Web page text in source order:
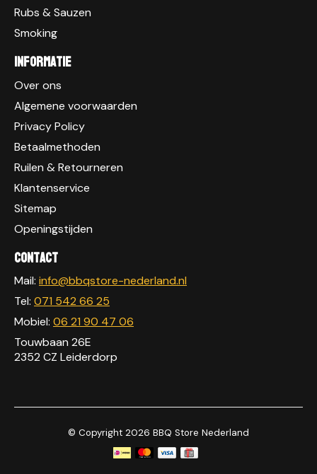
Rubs & Sauzen
Smoking
Informatie
Over ons
Algemene voorwaarden
Privacy Policy
Betaalmethoden
Ruilen & Retourneren
Klantenservice
Sitemap
Openingstijden
Contact
Mail: info@bbqstore-nederland.nl
Tel: 071 542 66 25
Mobiel: 06 21 90 47 06
Touwbaan 26E
2352 CZ Leiderdorp
© Copyright 2026 BBQ Store Nederland